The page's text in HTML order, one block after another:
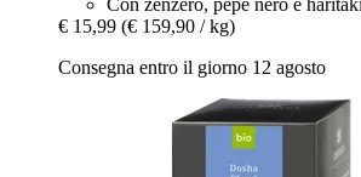
€ 15,99 (€ 159,90 / kg)
Consegna entro il giorno 12 agosto